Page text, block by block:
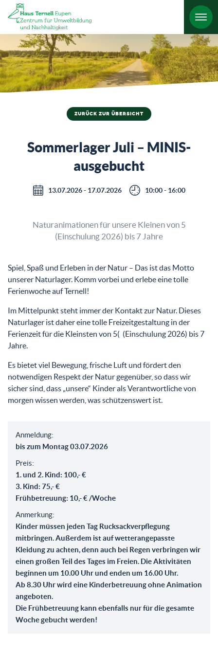
ZURÜCK ZUR ÜBERSICHT
Sommerlager Juli – MINIS-
ausgebucht
13.07.2026 - 17.07.2026 10:00 - 16:00
Naturanimationen für unsere Kleinen von 5
(Einschulung 2026) bis 7 Jahre
Spiel, Spaß und Erleben in der Natur – Das ist das Motto
unserer Naturlager. Komm vorbei und erlebe eine tolle
Ferienwoche auf Ternell!
Im Mittelpunkt steht immer der Kontakt zur Natur. Dieses
Naturlager ist daher eine tolle Freizeitgestaltung in der
Ferienzeit für die Kleinsten von 5( (Einschulung 2026) bis 7
Jahre.
Es bietet viel Bewegung, frische Luft und fördert den
notwendigen Respekt der Natur gegenüber, so dass wir
sicher sind, dass „unsere“ Kinder als Verantwortliche von
morgen wissen werden, was schützenswert ist.
Anmeldung:
bis zum Montag 03.07.2026
Preis:
1. und 2. Kind: 100,- €
3. Kind: 75,- €
Frühbetreuung: 10,- € /Woche
Anmerkung:
Kinder müssen jeden Tag Rucksackverpflegung
mitbringen. Außerdem ist auf wetterangepasste
Kleidung zu achten, denn auch bei Regen verbringen wir
einen großen Teil des Tages im Freien. Die Aktivitäten
beginnen um 10.00 Uhr und enden um 16.00 Uhr.
Ab 8.30 Uhr wird eine Kinderbetreuung ohne Animation
angeboten.
Die Frühbetreuung kann ebenfalls nur für die gesamte
Woche gebucht werden!